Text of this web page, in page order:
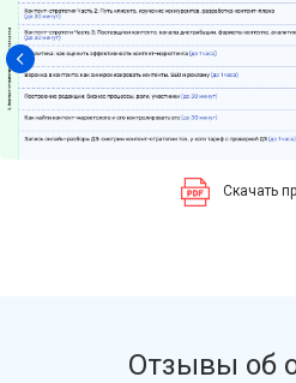
Скачать
Отзывы об